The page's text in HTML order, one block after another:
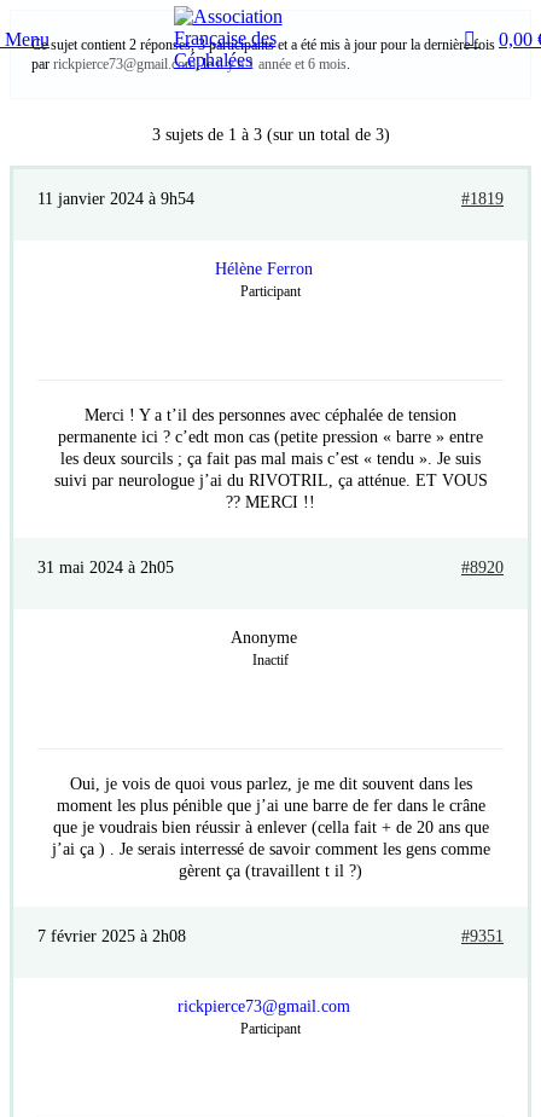
Menu 0,00
Ce sujet contient 2 réponses, 3 participants et a été mis à jour pour la dernière fois
par rickpierce73@gmail.com, leil y a 1 année et 6 mois.
3 sujets de 1 à 3 (sur un total de 3)
11 janvier 2024 à 9h54 #1819
Hélène Ferron
Participant
Merci ! Y a t’il des personnes avec céphalée de tension
permanente ici ? c’edt mon cas (petite pression « barre » entre
les deux sourcils ; ça fait pas mal mais c’est « tendu ». Je suis
suivi par neurologue j’ai du RIVOTRIL, ça atténue. ET VOUS
?? MERCI !!
31 mai 2024 à 2h05 #8920
Anonyme
Inactif
Oui, je vois de quoi vous parlez, je me dit souvent dans les
moment les plus pénible que j’ai une barre de fer dans le crâne
que je voudrais bien réussir à enlever (cella fait + de 20 ans que
j’ai ça ) . Je serais interressé de savoir comment les gens comme
gèrent ça (travaillent t il ?)
7 février 2025 à 2h08 #9351
rickpierce73@gmail.com
Participant